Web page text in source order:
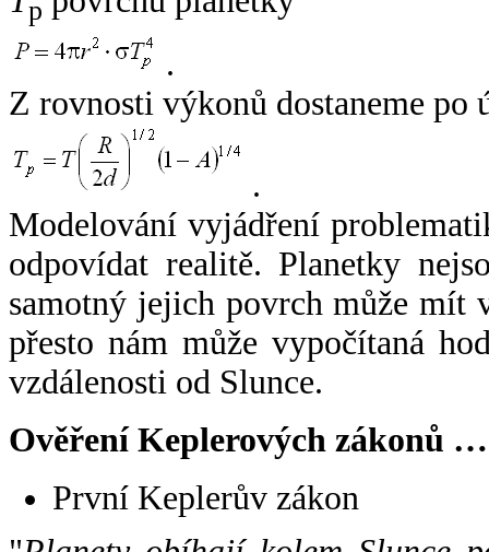
p
.
Z rovnosti výkonů dostaneme po
.
Modelování vyjádření
odpovídat realitě. Planetky
samotný jejich povrch může mít
přesto nám může vypočítaná
vzdálenosti od Slunce.
Ověření Keplerových zákonů …
První Keplerův zákon